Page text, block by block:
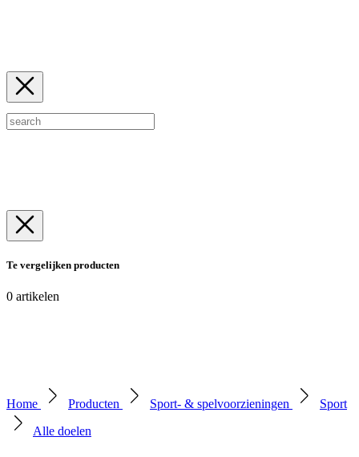
Te vergelijken producten
0 artikelen
Home Producten Sport- & spelvoorzieningen
Sport
Alle doelen